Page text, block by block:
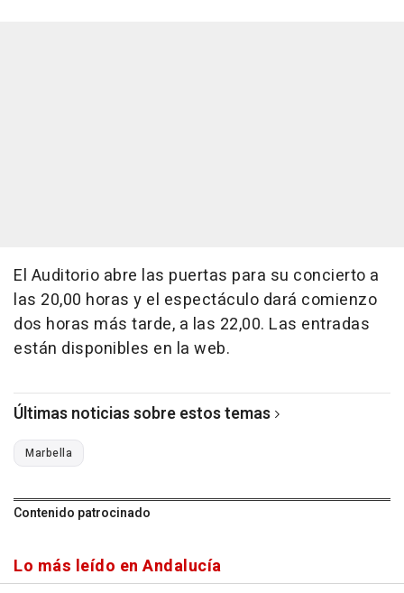
El Auditorio abre las puertas para su concierto a
las 20,00 horas y el espectáculo dará comienzo
dos horas más tarde, a las 22,00. Las entradas
están disponibles en la web.
Últimas noticias sobre estos temas
Marbella
Contenido patrocinado
Lo más leído en Andalucía